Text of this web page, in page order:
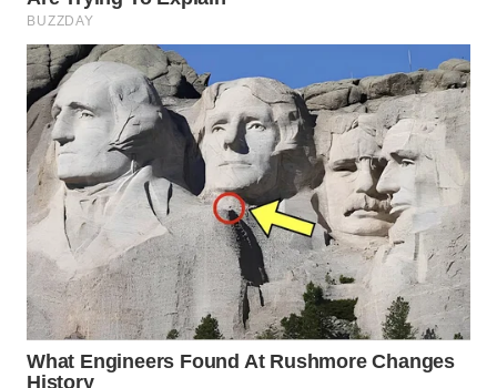
KONSUMEN
MASYARAKAT
KELISTRIKAN
WALINKI
ID
MAWAKA
ID
MARTABAT
NET